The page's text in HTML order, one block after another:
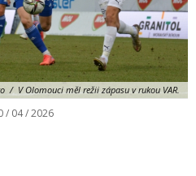
/ V Olomouci měl režii zápasu v rukou VAR.
/ 04 / 2026